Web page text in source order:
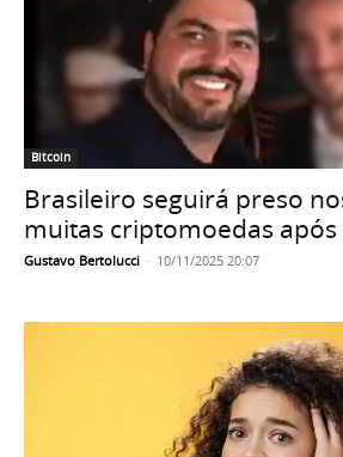
Bitcoin
Brasileiro seguirá preso
muitas criptomoedas após
Gustavo Bertolucci - 10/11/2025 20:07